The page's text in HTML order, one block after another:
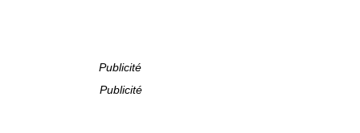
Publicité
Publicité